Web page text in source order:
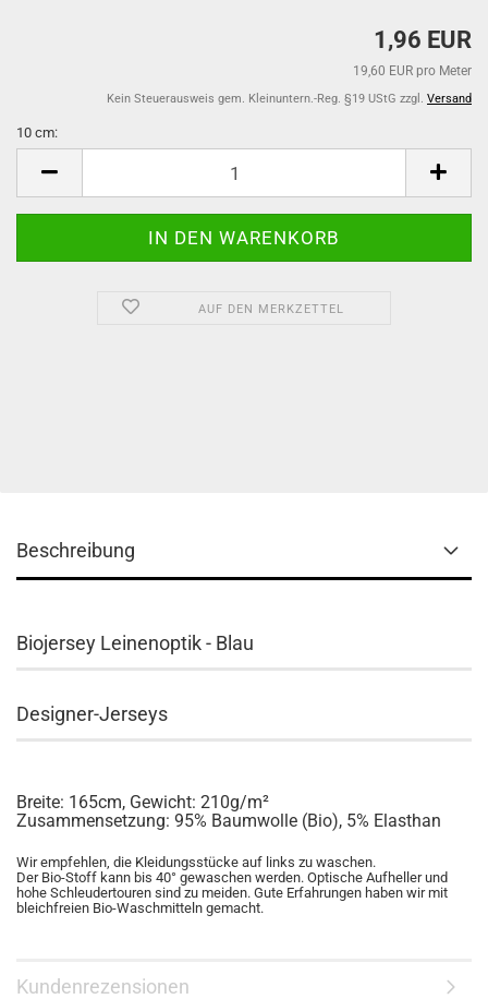
1,96 EUR
19,60 EUR pro Meter
Kein Steuerausweis gem. Kleinuntern.-Reg. §19 UStG zzgl. Versand
10 cm:
AUF DEN MERKZETTEL
Beschreibung
Biojersey Leinenoptik - Blau
Designer-Jerseys
Breite: 165cm, Gewicht: 210g/m²
Zusammensetzung: 95% Baumwolle (Bio), 5% Elasthan
Wir empfehlen, die Kleidungsstücke auf links zu waschen.
Der Bio-Stoff kann bis 40° gewaschen werden. Optische Aufheller und
hohe Schleudertouren sind zu meiden. Gute Erfahrungen haben wir mit
bleichfreien Bio-Waschmitteln gemacht.
Kundenrezensionen